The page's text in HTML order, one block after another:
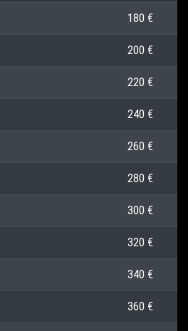
180 €
200 €
220 €
240 €
260 €
280 €
300 €
320 €
340 €
360 €